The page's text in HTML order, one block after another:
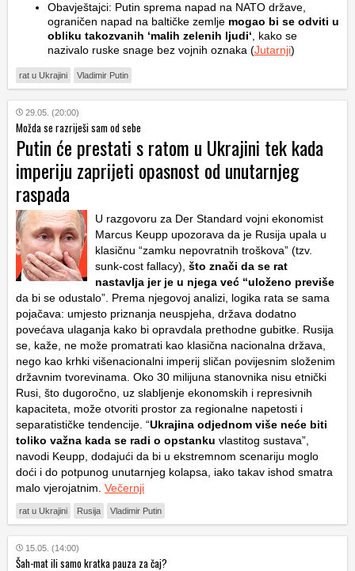
Obavještajci: Putin sprema napad na NATO države,
ograničen napad na baltičke zemlje mogao bi se odviti u
obliku takozvanih ‘malih zelenih ljudi‘ , kako se
nazivalo ruske snage bez vojnih oznaka (Jutarnji)
rat u Ukrajini Vladimir Putin
29.05. (20:00)
Možda se razriješi sam od sebe
Putin će prestati s ratom u Ukrajini tek kada
imperiju zaprijeti opasnost od unutarnjeg
raspada
U razgovoru za Der Standard vojni ekonomist
Marcus Keupp upozorava da je Rusija upala u
klasičnu “zamku nepovratnih troškova” (tzv.
sunk-cost fallacy), što znači da se rat
nastavlja jer je u njega već “uloženo previše
da bi se odustalo”. Prema njegovoj analizi, logika rata se sama
pojačava: umjesto priznanja neuspjeha, država dodatno
povećava ulaganja kako bi opravdala prethodne gubitke. Rusija
se, kaže, ne može promatrati kao klasična nacionalna država,
nego kao krhki višenacionalni imperij sličan povijesnim složenim
državnim tvorevinama. Oko 30 milijuna stanovnika nisu etnički
Rusi, što dugoročno, uz slabljenje ekonomskih i represivnih
kapaciteta, može otvoriti prostor za regionalne napetosti i
separatističke tendencije. “Ukrajina odjednom više neće biti
toliko važna kada se radi o opstanku vlastitog sustava”,
navodi Keupp, dodajući da bi u ekstremnom scenariju moglo
doći i do potpunog unutarnjeg kolapsa, iako takav ishod smatra
malo vjerojatnim. Večernji
rat u Ukrajini Rusija Vladimir Putin
15.05. (14:00)
Šah-mat ili samo kratka pauza za čaj?